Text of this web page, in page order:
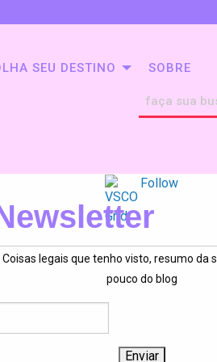
SEU DESTINO SOBRE
Follow
Coisas legais que tenho visto, resumo da
pouco do blog